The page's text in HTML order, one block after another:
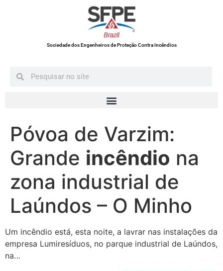
Sociedade dos Engenheiros de Proteção Contra Incêndios
Póvoa de Varzim:
Grande incêndio na
zona industrial de
Laúndos – O Minho
Um incêndio está, esta noite, a lavrar nas instalações da
empresa Lumiresíduos, no parque industrial de Laúndos,
na…